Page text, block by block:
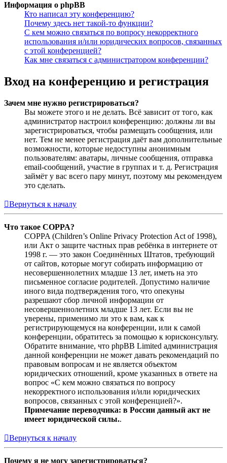
Информация о phpBB
Кто написал эту конференцию?
Почему здесь нет такой-то функции?
С кем можно связаться по вопросу некорректного
использования и/или юридических вопросов, связанных
с этой конференцией?
Как мне связаться с администратором конференции?
Вход на конференцию и регистрация
Зачем мне нужно регистрироваться?
Вы можете этого и не делать. Всё зависит от того, как
администратор настроил конференцию: должны ли вы
зарегистрироваться, чтобы размещать сообщения, или
нет. Тем не менее регистрация даёт вам дополнительные
возможности, которые недоступны анонимным
пользователям: аватары, личные сообщения, отправка
email-сообщений, участие в группах и т. д. Регистрация
займёт у вас всего пару минут, поэтому мы рекомендуем
это сделать.
Вернуться к началу
Что такое COPPA?
COPPA (Children’s Online Privacy Protection Act of 1998),
или Акт о защите частных прав ребёнка в интернете от
1998 г. — это закон Соединённых Штатов, требующий
от сайтов, которые могут собирать информацию от
несовершеннолетних младше 13 лет, иметь на это
письменное согласие родителей. Допустимо наличие
иного вида подтверждения того, что опекуны
разрешают сбор личной информации от
несовершеннолетних младше 13 лет. Если вы не
уверены, применимо ли это к вам, как к
регистрирующемуся на конференции, или к самой
конференции, обратитесь за помощью к юрисконсульту.
Обратите внимание, что phpBB Limited администрация
данной конференции не может давать рекомендаций по
правовым вопросам и не является объектом
юридических отношений, кроме указанных в ответе на
вопрос «С кем можно связаться по вопросу
некорректного использования и/или юридических
вопросов, связанных с этой конференцией?».
Примечание переводчика: в России данный акт не
имеет юридической силы..
Вернуться к началу
Почему я не могу зарегистрироваться?